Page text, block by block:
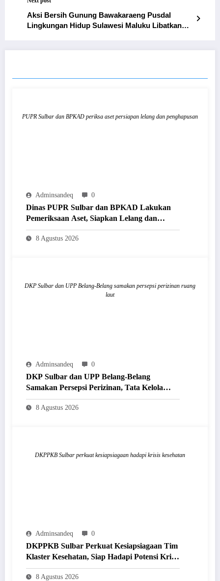
Aksi Bersih Gunung Bawakaraeng Pusdal
Lingkungan Hidup Sulawesi Maluku Libatkan
PUPR Sulbar dan BPKAD periksa aset persiapan lelang dan penghapusan
Adminsandeq 0
Dinas PUPR Sulbar dan BPKAD Lakukan
Pemeriksaan Aset, Siapkan Lelang dan
Penghapusan Barang Milik Daerah
8 Agustus 2026
DKP Sulbar dan UPP Belang-Belang samakan persepsi perizinan ruang
laut
Adminsandeq 0
DKP Sulbar dan UPP Belang-Belang
Samakan Persepsi Perizinan, Tata Kelola
Ruang Laut Tertib dan Berkelanjutan
8 Agustus 2026
DKPPKB Sulbar perkuat kesiapsiagaan hadapi krisis kesehatan
Adminsandeq 0
DKPPKB Sulbar Perkuat Kesiapsiagaan Tim
Klaster Kesehatan, Siap Hadapi Potensi Krisis
Secara Cepat dan Tepat
8 Agustus 2026